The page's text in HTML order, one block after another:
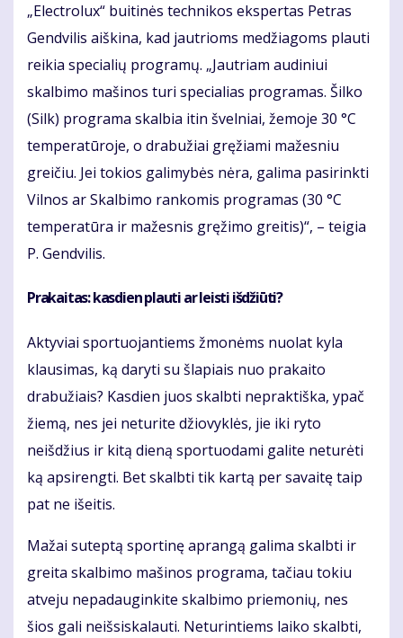
„Electrolux“ buitinės technikos ekspertas Petras
Gendvilis aiškina, kad jautrioms medžiagoms plauti
reikia specialių programų. „Jautriam audiniui
skalbimo mašinos turi specialias programas. Šilko
(Silk) programa skalbia itin švelniai, žemoje 30 °C
temperatūroje, o drabužiai gręžiami mažesniu
greičiu. Jei tokios galimybės nėra, galima pasirinkti
Vilnos ar Skalbimo rankomis programas (30 °C
temperatūra ir mažesnis gręžimo greitis)“, – teigia
P. Gendvilis.
Prakaitas: kasdien plauti ar leisti išdžiūti?
Aktyviai sportuojantiems žmonėms nuolat kyla
klausimas, ką daryti su šlapiais nuo prakaito
drabužiais? Kasdien juos skalbti nepraktiška, ypač
žiemą, nes jei neturite džiovyklės, jie iki ryto
neišdžius ir kitą dieną sportuodami galite neturėti
ką apsirengti. Bet skalbti tik kartą per savaitę taip
pat ne išeitis.
Mažai suteptą sportinę aprangą galima skalbti ir
greita skalbimo mašinos programa, tačiau tokiu
atveju nepadauginkite skalbimo priemonių, nes
šios gali neišsiskalauti. Neturintiems laiko skalbti,